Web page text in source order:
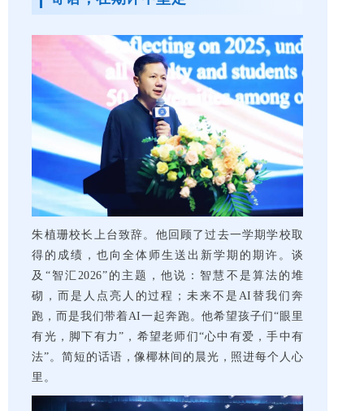
朱植珊校长上台致辞。他回顾了过去一学期学校取
得的成绩，也向全体师生送出新学期的期许。谈
及“智汇2026”的主题，他说：智慧不是算法的堆
砌，而是人点亮人的过程；未来不是AI替我们奔
跑，而是我们带着AI一起奔跑。他希望孩子们“眼里
有光，脚下有力”，希望老师们“心中有爱，手中有
法”。简短的话语，像椰林间的晨光，照进每个人心
里。